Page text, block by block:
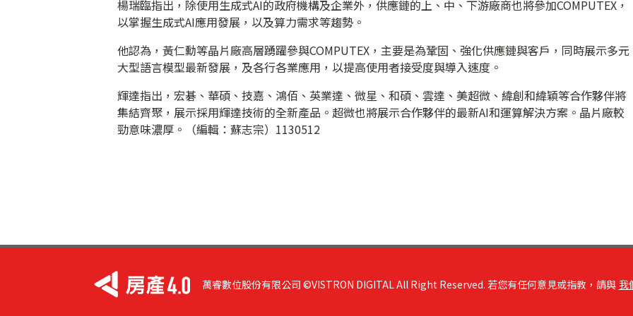
楊瑞臨指出，除使用生成式AI的政府機構及企業外，供應鏈的上、中、下游廠商也將參加COMPUTEX，
以掌握生成式AI應用發展，以及算力需求等趨勢。
他認為，黃仁勳等晶片廠高層踴躍參與COMPUTEX，主要是為鞏固、強化供應鏈與客戶，同時展示多元
大型語言模型最新發展，及各行各業應用，以提高使用者接受度與導入速度。
輝達指出，宏碁、華碩、技嘉、鴻佰、英業達、微星、和碩、雲達、美超微、緯創和緯穎等合作夥伴將
集結齊聚，展示採用輝達技術的全新產品。超微也將展示合作夥伴的最新AI和運算解決方案。晶片廠較
勁意味濃厚。（編輯：蘇志宗）1130512
萬睿數位股份有限公司 ©VISTRON DIGITAL All Right Reserved. 若您有任何意見或指教，請與 我